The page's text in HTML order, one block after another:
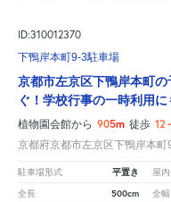
ID:310012370
下鴨岸本町9-3駐車場
京都市左京区下鴨岸本町
ぐ！学校行事の一時利用に
植物園会館から 905m 徒歩 12
京都府京都市左京区下鴨岸本町
駐車場形式 平置き 屋
全長 500cm 全幅